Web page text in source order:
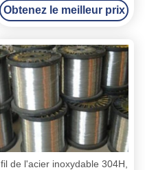
ressort
Obtenez le meilleur prix
fil de l'acier inoxydable 304H,